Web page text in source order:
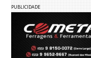
PUBLICIDADE